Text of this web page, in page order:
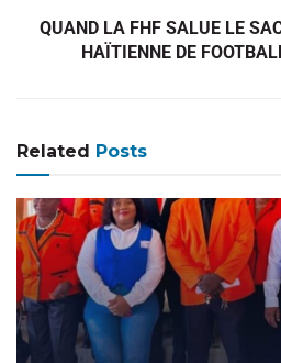
QUAND LA FHF SALUE LE
HAÏTIENNE DE
Related Posts